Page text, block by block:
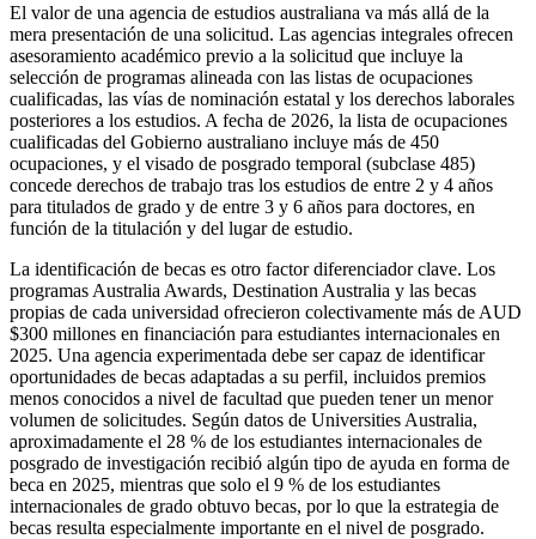
El valor de una agencia de estudios australiana va más allá de la
mera presentación de una solicitud. Las agencias integrales ofrecen
asesoramiento académico previo a la solicitud que incluye la
selección de programas alineada con las listas de ocupaciones
cualificadas, las vías de nominación estatal y los derechos laborales
posteriores a los estudios. A fecha de 2026, la lista de ocupaciones
cualificadas del Gobierno australiano incluye más de 450
ocupaciones, y el visado de posgrado temporal (subclase 485)
concede derechos de trabajo tras los estudios de entre 2 y 4 años
para titulados de grado y de entre 3 y 6 años para doctores, en
función de la titulación y del lugar de estudio.
La identificación de becas es otro factor diferenciador clave. Los
programas Australia Awards, Destination Australia y las becas
propias de cada universidad ofrecieron colectivamente más de AUD
$300 millones en financiación para estudiantes internacionales en
2025. Una agencia experimentada debe ser capaz de identificar
oportunidades de becas adaptadas a su perfil, incluidos premios
menos conocidos a nivel de facultad que pueden tener un menor
volumen de solicitudes. Según datos de Universities Australia,
aproximadamente el 28 % de los estudiantes internacionales de
posgrado de investigación recibió algún tipo de ayuda en forma de
beca en 2025, mientras que solo el 9 % de los estudiantes
internacionales de grado obtuvo becas, por lo que la estrategia de
becas resulta especialmente importante en el nivel de posgrado.